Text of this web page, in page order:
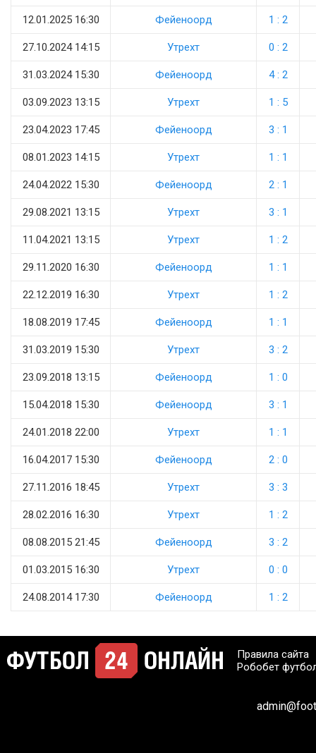
12.01.2025 16:30 Фейеноорд 1 : 2
27.10.2024 14:15 Утрехт 0 : 2
31.03.2024 15:30 Фейеноорд 4 : 2
03.09.2023 13:15 Утрехт 1 : 5
23.04.2023 17:45 Фейеноорд 3 : 1
08.01.2023 14:15 Утрехт 1 : 1
24.04.2022 15:30 Фейеноорд 2 : 1
29.08.2021 13:15 Утрехт 3 : 1
11.04.2021 13:15 Утрехт 1 : 2
29.11.2020 16:30 Фейеноорд 1 : 1
22.12.2019 16:30 Утрехт 1 : 2
18.08.2019 17:45 Фейеноорд 1 : 1
31.03.2019 15:30 Утрехт 3 : 2
23.09.2018 13:15 Фейеноорд 1 : 0
15.04.2018 15:30 Фейеноорд 3 : 1
24.01.2018 22:00 Утрехт 1 : 1
16.04.2017 15:30 Фейеноорд 2 : 0
27.11.2016 18:45 Утрехт 3 : 3
28.02.2016 16:30 Утрехт 1 : 2
08.08.2015 21:45 Фейеноорд 3 : 2
01.03.2015 16:30 Утрехт 0 : 0
24.08.2014 17:30 Фейеноорд 1 : 2
Правила сайта
Робобет